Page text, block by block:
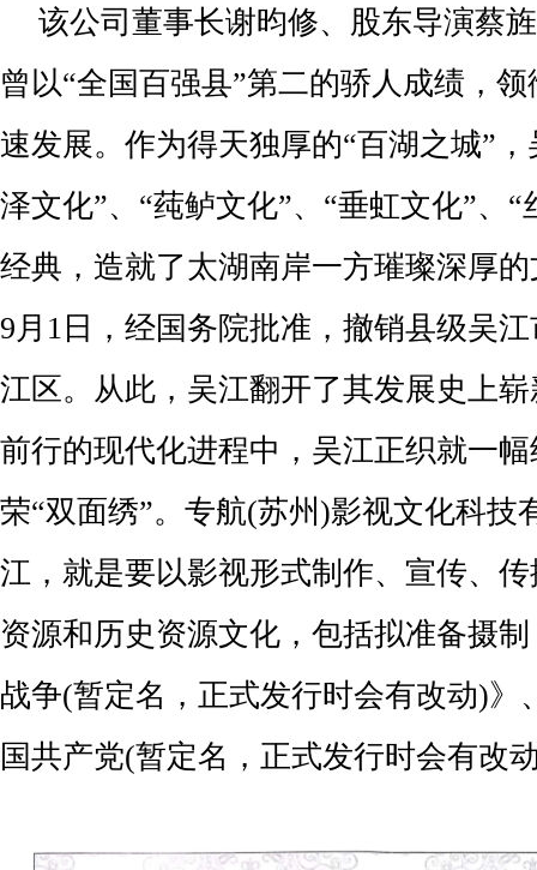
该公司董事长谢昀修、股东导演蔡
曾以“全国百强县”第二的骄人成绩，
速发展。作为得天独厚的“百湖之城”
泽文化”、“莼鲈文化”、“垂虹文化”、
经典，造就了太湖南岸一方璀璨深厚
9月1日，经国务院批准，撤销县级吴
江区。从此，吴江翻开了其发展史上
前行的现代化进程中，吴江正织就一
荣“双面绣”。专航(苏州)影视文化科技
江，就是要以影视形式制作、宣传、
资源和历史资源文化，包括拟准备摄
战争(暂定名，正式发行时会有改动)》
国共产党(暂定名，正式发行时会有改